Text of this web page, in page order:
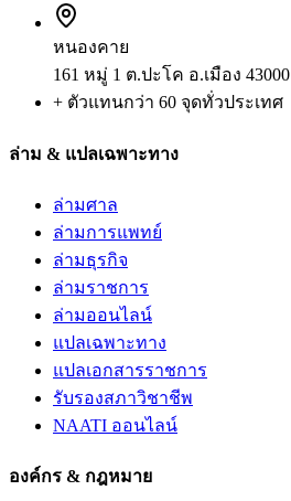
หนองคาย
161 หมู่ 1 ต.ปะโค อ.เมือง 43000
+ ตัวแทนกว่า 60 จุดทั่วประเทศ
ล่าม & แปลเฉพาะทาง
ล่ามศาล
ล่ามการแพทย์
ล่ามธุรกิจ
ล่ามราชการ
ล่ามออนไลน์
แปลเฉพาะทาง
แปลเอกสารราชการ
รับรองสภาวิชาชีพ
NAATI ออนไลน์
องค์กร & กฎหมาย